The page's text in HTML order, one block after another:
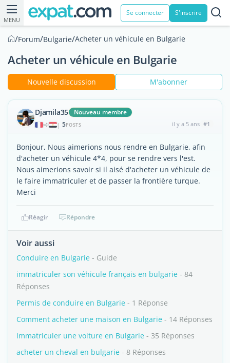
MENU
Se connecter S'inscrire
/Forum/Bulgarie/Acheter un véhicule en Bulgarie
Acheter un véhicule en Bulgarie
Nouvelle discussion M'abonner
Djamila35 Nouveau membre
| 5POSTS il y a 5 ans #1
Bonjour, Nous aimerions nous rendre en Bulgarie, afin
d'acheter un véhicule 4*4, pour se rendre vers l'est.
Nous aimerions savoir si il aisé d'acheter un véhicule de
le faire immatriculer et de passer la frontière turque.
Merci
Réagir Répondre
Voir aussi
Conduire en Bulgarie - Guide
immatriculer son véhicule français en bulgarie - 84
Réponses
Permis de conduire en Bulgarie - 1 Réponse
Comment acheter une maison en Bulgarie - 14 Réponses
Immatriculer une voiture en Bulgarie - 35 Réponses
acheter un cheval en bulgarie - 8 Réponses